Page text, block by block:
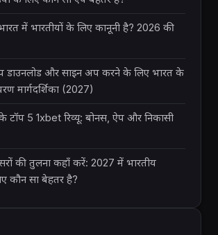
में भारतीयों के लिए कानूनी है? 2026 की
डाउनलोड और साइन अप करने के लिए भारत के
मार्गदर्शिका (2027)
टॉप 5 1xbet रिव्यू: बोनस, ऐप और निकासी
की तुलना कहाँ करें: 2027 में भारतीय
कौन सा बेहतर है?